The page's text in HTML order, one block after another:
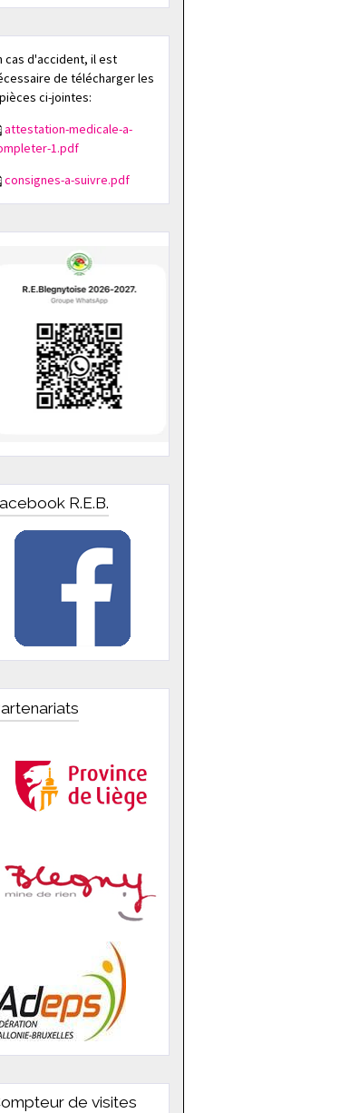
cas d'accident, il est
de télécharger les
ci-jointes:
attestation-medicale-a-
1.pdf
consignes-a-suivre.pdf
R.E.B.
de visites